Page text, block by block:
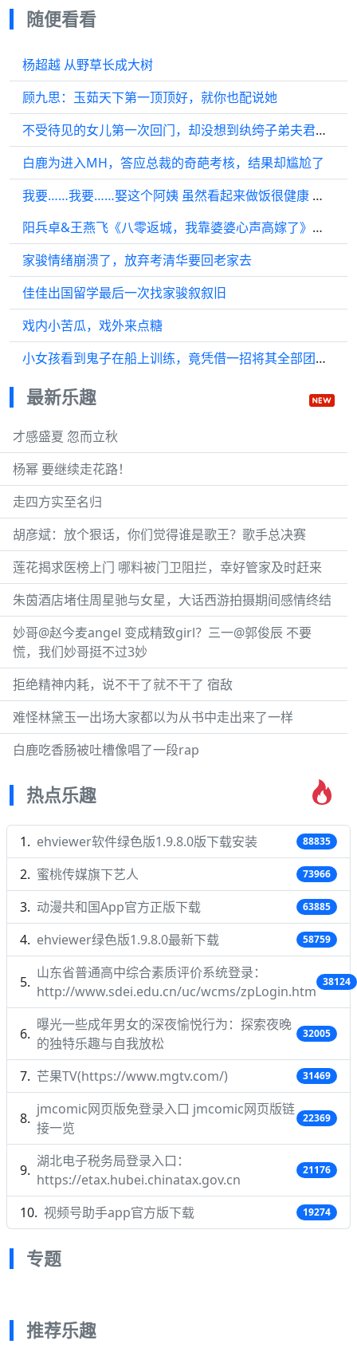
随便看看
杨超越 从野草长成大树
顾九思：玉茹天下第一顶顶好，就你也配说她
不受待见的女儿第一次回门，却没想到纨绔子弟夫君给她挣回了脸面
白鹿为进入MH，答应总裁的奇葩考核，结果却尴尬了
我要……我要……娶这个阿姨 虽然看起来做饭很健康 但是阿姨美啊
阳兵卓&王燕飞《八零返城，我靠婆婆心声高嫁了》新花絮！
家骏情绪崩溃了，放弃考清华要回老家去
佳佳出国留学最后一次找家骏叙叙旧
戏内小苦瓜，戏外来点糖
小女孩看到鬼子在船上训练，竟凭借一招将其全部团灭 《举起手来！》
最新乐趣
才感盛夏 忽而立秋
杨幂 要继续走花路！
走四方实至名归
胡彦斌：放个狠话，你们觉得谁是歌王？歌手总决赛
莲花揭求医榜上门 哪料被门卫阻拦，幸好管家及时赶来
朱茵酒店堵住周星驰与女星，大话西游拍摄期间感情终结
妙哥@赵今麦angel 变成精致girl？三一@郭俊辰 不要
慌，我们妙哥挺不过3妙
拒绝精神内耗，说不干了就不干了 宿敌
难怪林黛玉一出场大家都以为从书中走出来了一样
白鹿吃香肠被吐槽像唱了一段rap
热点乐趣
ehviewer软件绿色版1.9.8.0版下载安装 88835
蜜桃传媒旗下艺人 73966
动漫共和国App官方正版下载 63885
ehviewer绿色版1.9.8.0最新下载 58759
山东省普通高中综合素质评价系统登录：
http://www.sdei.edu.cn/uc/wcms/zpLogin.htm
38124
曝光一些成年男女的深夜愉悦行为：探索夜晚
的独特乐趣与自我放松
32005
芒果TV(https://www.mgtv.com/) 31469
jmcomic网页版免登录入口 jmcomic网页版链
接一览
22369
湖北电子税务局登录入口：
https://etax.hubei.chinatax.gov.cn
21176
视频号助手app官方版下载 19274
专题
推荐乐趣